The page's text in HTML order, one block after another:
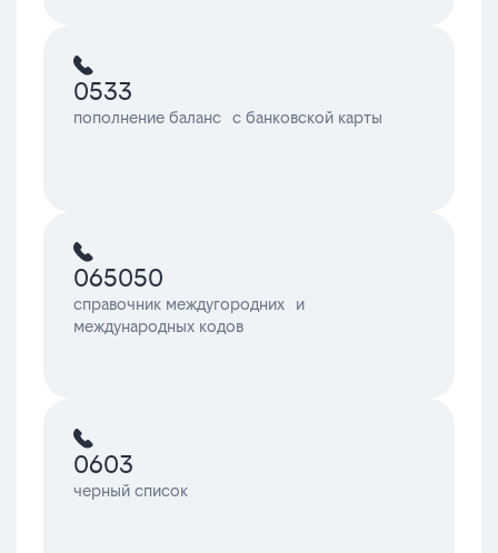
0533
пополнение баланс с банковской карты
065050
справочник междугородних и
международных кодов
0603
черный список